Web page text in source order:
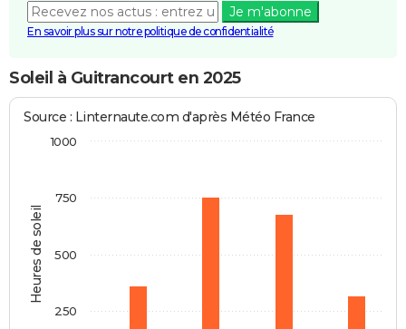
Je m'abonne
En savoir plus sur notre politique de confidentialité
Soleil à Guitrancourt en 2025
Heures de soleil
Source : Linternaute.com d'après Météo France
250
500
750
1000